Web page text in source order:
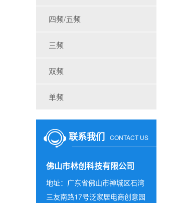
四频/五频
三频
双频
单频
联系我们 CONTACT US
佛山市林创科技有限公司
地址：广东省佛山市禅城区石湾
三友南路17号泛家居电商创意园